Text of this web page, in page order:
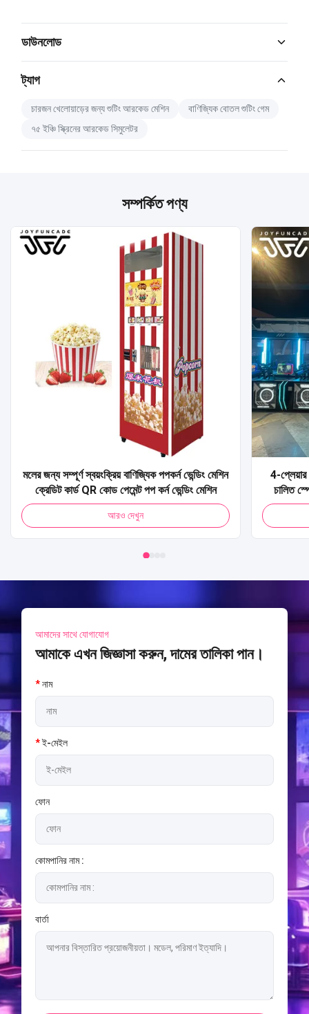
ডাউনলোড
PDF
ট্যাগ
চারজন খেলোয়াড়ের জন্য শুটিং আরকেড মেশিন
বাণিজ্যিক বোতল শুটিং গেম
৭৫ ইঞ্চি স্ক্রিনের আরকেড সিমুলেটর
সম্পর্কিত পণ্য
মলের জন্য সম্পূর্ণ স্বয়ংক্রিয় বাণিজ্যিক পপকর্ন ভেন্ডিং মেশিন
ক্রেডিট কার্ড QR কোড পেমেন্ট পপ কর্ন ভেন্ডিং মেশিন
আরও দেখুন
4-প্লেয়ার
চালিত
আর্কেড
আমাদের সাথে যোগাযোগ
আমাকে এখন জিজ্ঞাসা করুন, দামের তালিকা পান।
*নাম
*ই-মেইল
ফোন
কোমপানির নাম :
বার্তা